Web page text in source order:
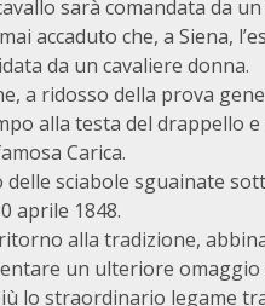
sarà comandata da
accaduto che, a Siena,
da un cavaliere donna.
a ridosso della prova
alla testa del drappello
Carica.
sciabole sguainate
aprile 1848.
alla tradizione,
un ulteriore omaggio
lo straordinario legame